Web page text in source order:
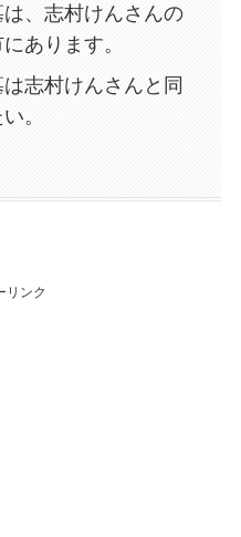
、志村けんさんの
あります。
は志村けんさんと同
。
リンク